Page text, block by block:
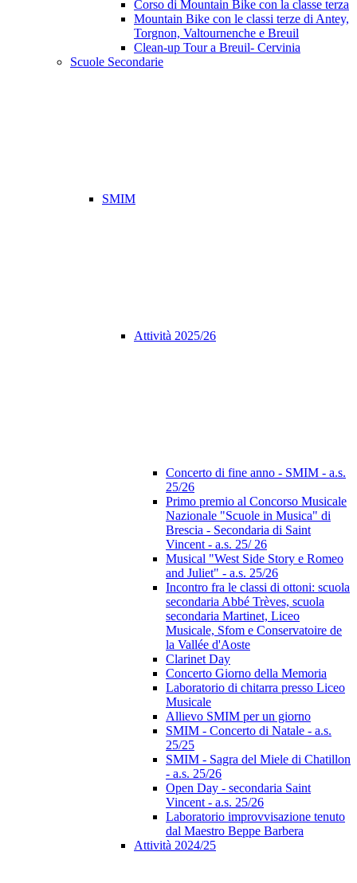
Corso di Mountain Bike con la classe terza
Mountain Bike con le classi terze di Antey,
Torgnon, Valtournenche e Breuil
Clean-up Tour a Breuil- Cervinia
Scuole Secondarie
SMIM
Attività 2025/26
Concerto di fine anno - SMIM - a.s.
25/26
Primo premio al Concorso Musicale
Nazionale "Scuole in Musica" di
Brescia - Secondaria di Saint
Vincent - a.s. 25/ 26
Musical "West Side Story e Romeo
and Juliet" - a.s. 25/26
Incontro fra le classi di ottoni: scuola
secondaria Abbé Trèves, scuola
secondaria Martinet, Liceo
Musicale, Sfom e Conservatoire de
la Vallée d'Aoste
Clarinet Day
Concerto Giorno della Memoria
Laboratorio di chitarra presso Liceo
Musicale
Allievo SMIM per un giorno
SMIM - Concerto di Natale - a.s.
25/25
SMIM - Sagra del Miele di Chatillon
- a.s. 25/26
Open Day - secondaria Saint
Vincent - a.s. 25/26
Laboratorio improvvisazione tenuto
dal Maestro Beppe Barbera
Attività 2024/25